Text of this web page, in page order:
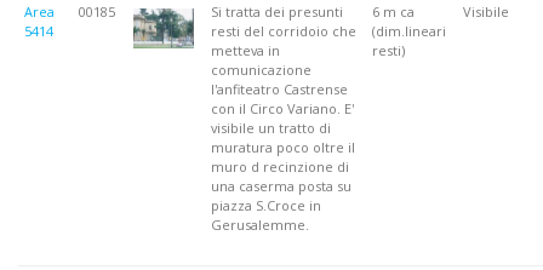
Area
5414
00185
Si tratta dei presunti
resti del corridoio che
metteva in
comunicazione
l'anfiteatro Castrense
con il Circo Variano. E'
visibile un tratto di
muratura poco oltre il
muro d recinzione di
una caserma posta su
piazza S.Croce in
Gerusalemme.
6 m ca
(dim.lineari
resti)
Visibile